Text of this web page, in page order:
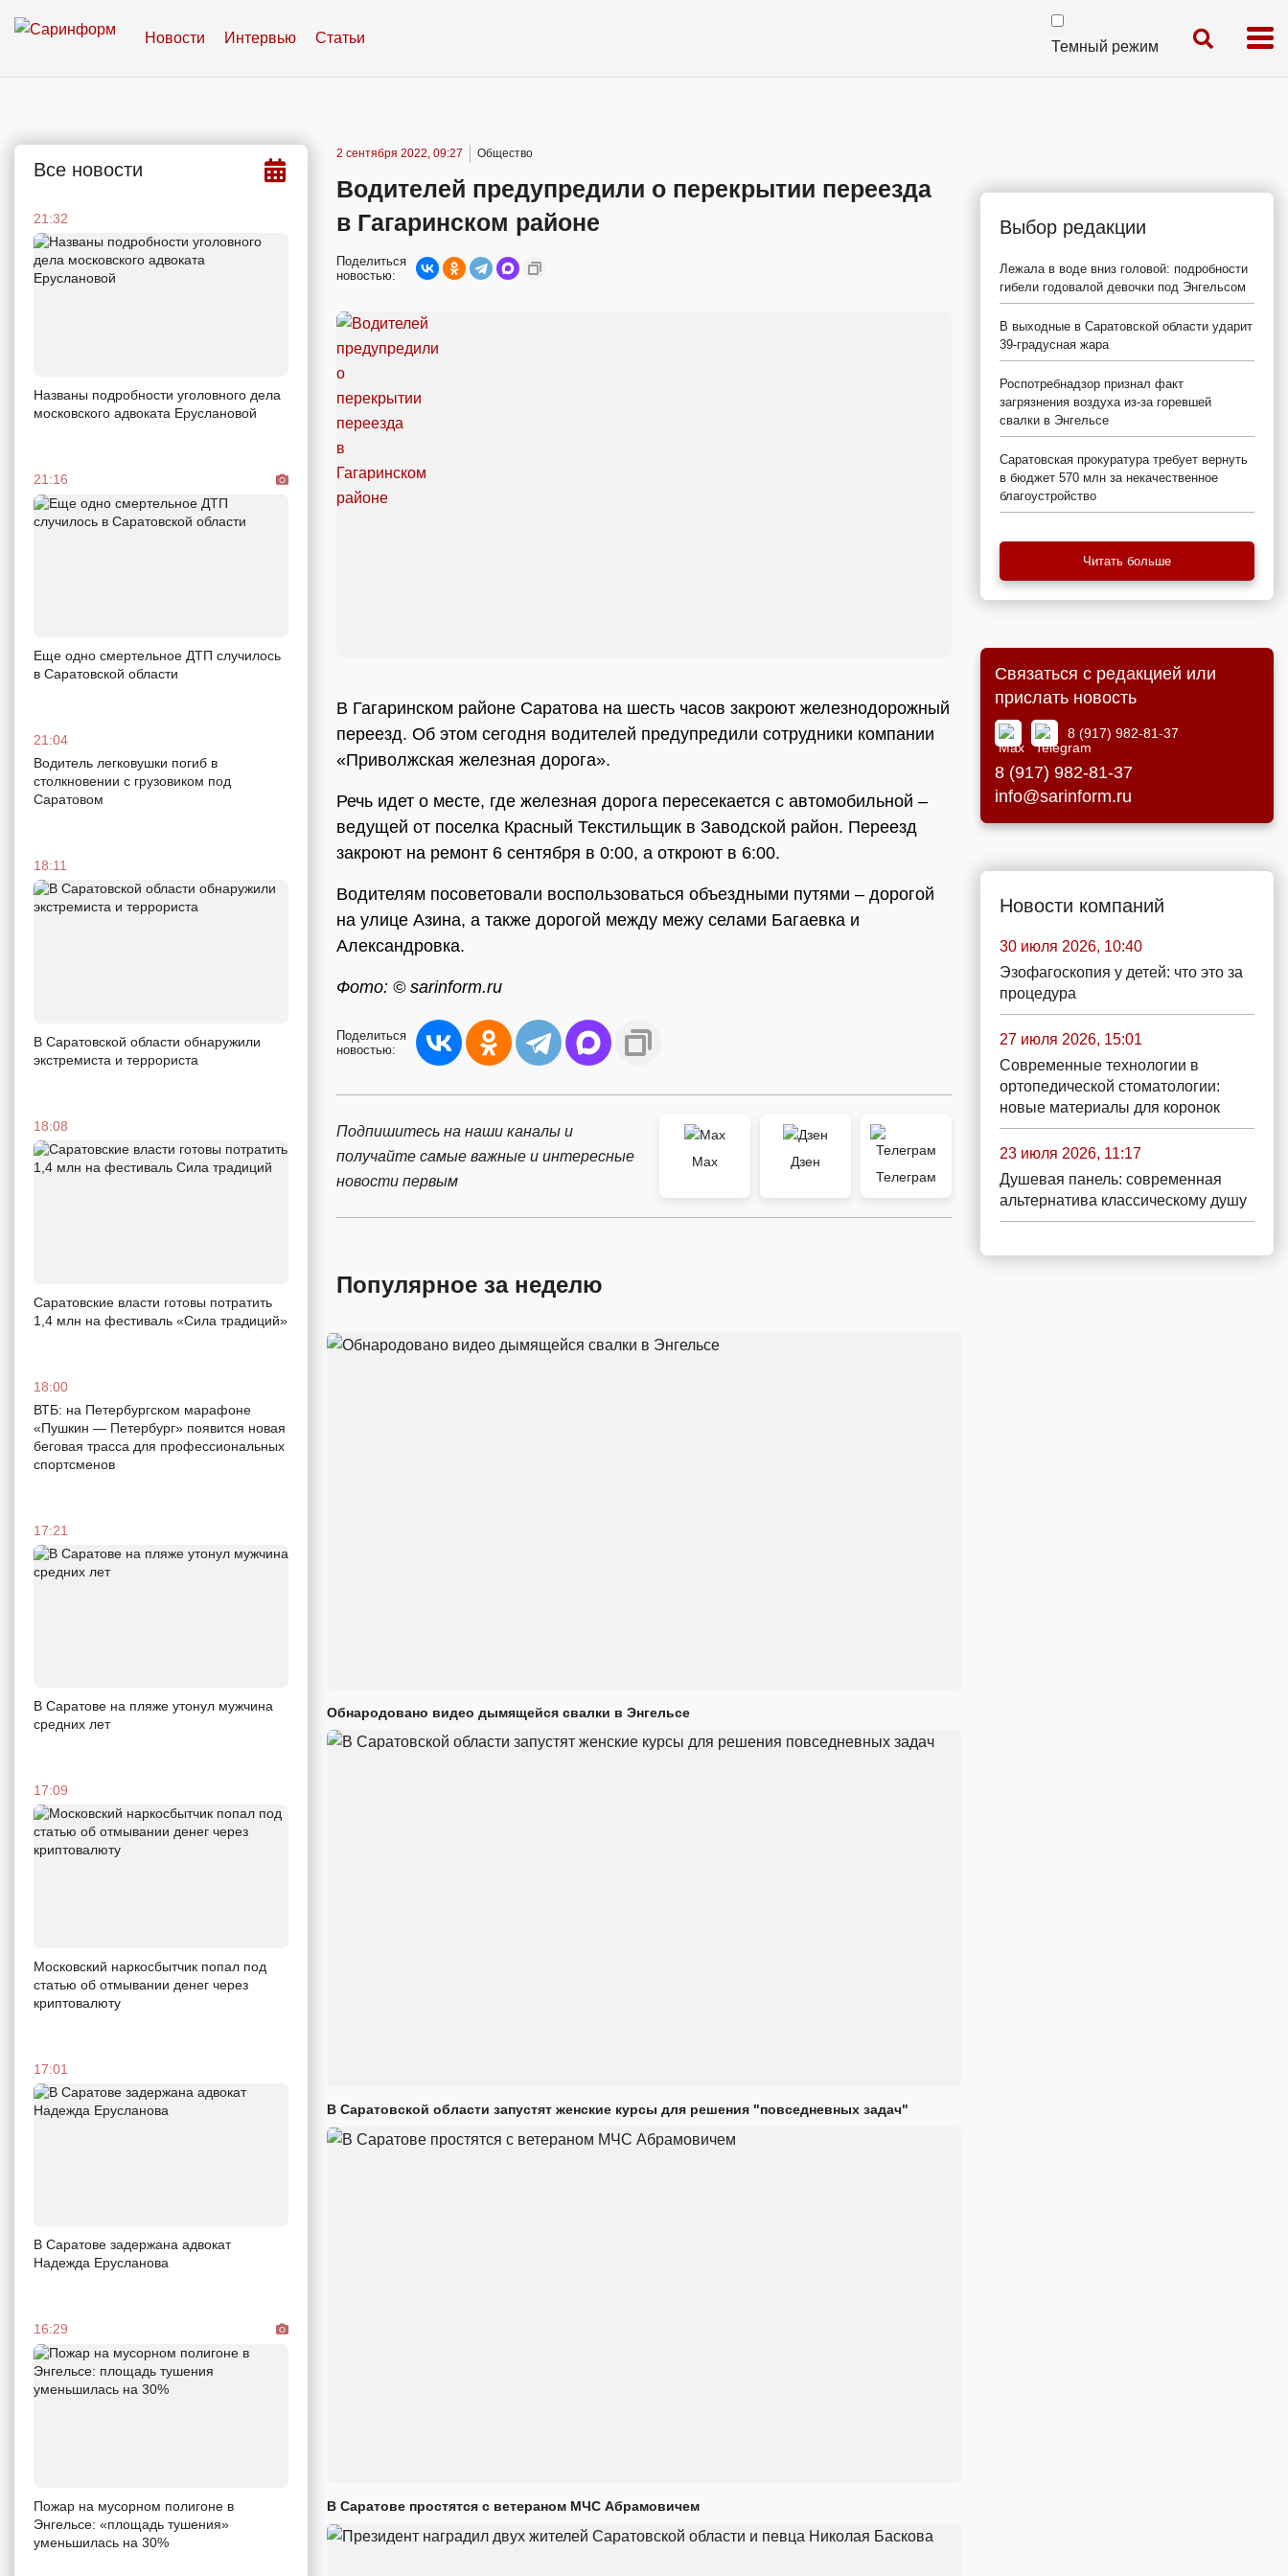
Новости Интервью Статьи
Темный режим
Все новости
21:32
Названы подробности уголовного дела
московского адвоката Еруслановой
21:16
Еще одно смертельное ДТП случилось
в Саратовской области
21:04
Водитель легковушки погиб в
столкновении с грузовиком под
Саратовом
18:11
В Саратовской области обнаружили
экстремиста и террориста
18:08
Саратовские власти готовы потратить
1,4 млн на фестиваль «Сила традиций»
18:00
ВТБ: на Петербургском марафоне
«Пушкин — Петербург» появится новая
беговая трасса для профессиональных
спортсменов
17:21
В Саратове на пляже утонул мужчина
средних лет
17:09
Московский наркосбытчик попал под
статью об отмывании денег через
криптовалюту
17:01
В Саратове задержана адвокат
Надежда Ерусланова
16:29
Пожар на мусорном полигоне в
Энгельсе: «площадь тушения»
уменьшилась на 30%
2 сентября 2022, 09:27 Общество
Водителей предупредили о перекрытии переезда
в Гагаринском районе
Поделиться
новостью:
В Гагаринском районе Саратова на шесть часов закроют железнодорожный
переезд. Об этом сегодня водителей предупредили сотрудники компании
«Приволжская железная дорога».
Речь идет о месте, где железная дорога пересекается с автомобильной –
ведущей от поселка Красный Текстильщик в Заводской район. Переезд
закроют на ремонт 6 сентября в 0:00, а откроют в 6:00.
Водителям посоветовали воспользоваться объездными путями – дорогой
на улице Азина, а также дорогой между межу селами Багаевка и
Александровка.
Фото: © sarinform.ru
Поделиться
новостью:
Подпишитесь на наши каналы и
получайте самые важные и интересные
новости первым
Max
Дзен
Телеграм
Популярное за неделю
Обнародовано видео дымящейся свалки в Энгельсе
В Саратовской области запустят женские курсы для решения "повседневных задач"
В Саратове простятся с ветераном МЧС Абрамовичем
Выбор редакции
Лежала в воде вниз головой: подробности
гибели годовалой девочки под Энгельсом
В выходные в Саратовской области ударит
39-градусная жара
Роспотребнадзор признал факт
загрязнения воздуха из-за горевшей
свалки в Энгельсе
Саратовская прокуратура требует вернуть
в бюджет 570 млн за некачественное
благоустройство
Читать больше
Связаться с редакцией или
прислать новость
8 (917) 982-81-37
8 (917) 982-81-37
info@sarinform.ru
Новости компаний
30 июля 2026, 10:40
Эзофагоскопия у детей: что это за
процедура
27 июля 2026, 15:01
Современные технологии в
ортопедической стоматологии:
новые материалы для коронок
23 июля 2026, 11:17
Душевая панель: современная
альтернатива классическому душу